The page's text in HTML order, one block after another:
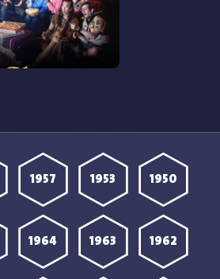
1950
1953
1957
1962
1963
1964